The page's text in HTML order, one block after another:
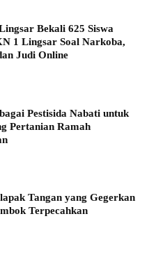
Bekali 625 Siswa
1 Lingsar Soal Narkoba,
Judi Online
Pestisida Nabati untuk
Pertanian Ramah
Tangan yang Gegerkan
Terpecahkan